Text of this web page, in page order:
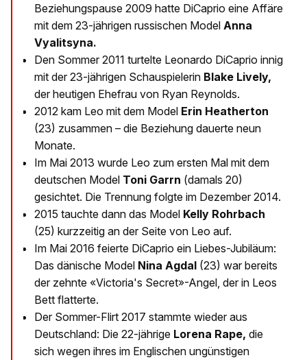
Beziehungspause 2009 hatte DiCaprio eine Affäre
mit dem 23-jährigen russischen Model Anna
Vyalitsyna.
Den Sommer 2011 turtelte Leonardo DiCaprio innig
mit der 23-jährigen Schauspielerin Blake Lively,
der heutigen Ehefrau von Ryan Reynolds.
2012 kam Leo mit dem Model Erin Heatherton
(23) zusammen – die Beziehung dauerte neun
Monate.
Im Mai 2013 wurde Leo zum ersten Mal mit dem
deutschen Model Toni Garrn (damals 20)
gesichtet. Die Trennung folgte im Dezember 2014.
2015 tauchte dann das Model Kelly Rohrbach
(25) kurzzeitig an der Seite von Leo auf.
Im Mai 2016 feierte DiCaprio ein Liebes-Jubiläum:
Das dänische Model Nina Agdal (23) war bereits
der zehnte «Victoria's Secret»-Angel, der in Leos
Bett flatterte.
Der Sommer-Flirt 2017 stammte wieder aus
Deutschland: Die 22-jährige Lorena Rape, die
sich wegen ihres im Englischen ungünstigen